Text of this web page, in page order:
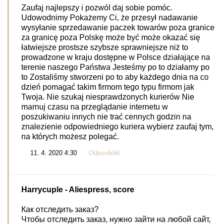
Zaufaj najlepszy i pozwól daj sobie pomóc.
Udowodnimy Pokażemy Ci, że przesył nadawanie
wysyłanie sprzedawanie paczek towarów poza granice
za granicę poza Polskę może być może okazać się
łatwiejsze prostsze szybsze sprawniejsze niż to
prowadzone w kraju dostępne w Polsce działające na
terenie naszego Państwa Jesteśmy po to działamy po
to Zostaliśmy stworzeni po to aby każdego dnia na co
dzień pomagać takim firmom tego typu firmom jak
Twoja. Nie szukaj niesprawdzonych kurierów Nie
marnuj czasu na przeglądanie internetu w
poszukiwaniu innych nie trać cennych godzin na
znalezienie odpowiedniego kuriera wybierz zaufaj tym,
na których możesz polegać.
11. 4. 2020 4:30 Odpovědět
Harrycuple - Aliespress, score
Как отследить заказ?
Чтобы отследить заказ, нужно зайти на любой сайт,